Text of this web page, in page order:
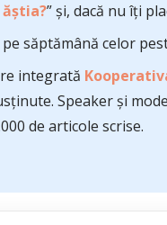
” și, dacă nu îți
săptămână celor
integrată
Speaker și
de articole scrise.